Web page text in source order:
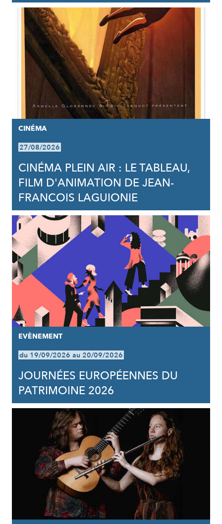
CINÉMA
27/08/2026
CINÉMA PLEIN AIR : LE TABLEAU,
FILM D'ANIMATION DE JEAN-
FRANCOIS LAGUIONIE
EVÈNEMENT
du 19/09/2026 au 20/09/2026
JOURNÉES EUROPÉENNES DU
PATRIMOINE 2026